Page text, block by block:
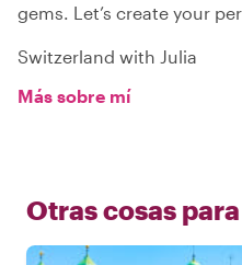
gems. Let’s create your
Switzerland with Julia
Más sobre mí
Otras cosas